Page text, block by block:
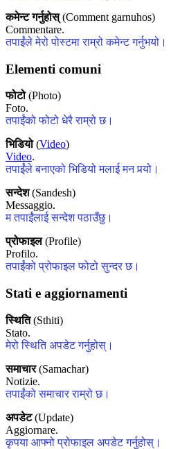
कमेन्ट गर्नुहोस्(Comment garnuhos)
Commentare.
तपाईंले मेरो पोस्टमा राम्रो कमेन्ट गर्नुभयो।
Elementi comuni
फोटो(Photo)
Foto.
तपाईंको फोटो धेरै राम्रो छ।
भिडियो(Video)
Video.
तपाईंले बनाएको भिडियो मलाई मन पर्‍यो।
सन्देश(Sandesh)
Messaggio.
म तपाईंलाई सन्देश पठाउँछु।
प्रोफाइल(Profile)
Profilo.
तपाईंको प्रोफाइल फोटो सुन्दर छ।
Stati e aggiornamenti
स्थिति(Sthiti)
Stato.
मेरो स्थिति अपडेट गर्नुहोस्।
समाचार(Samachar)
Notizie.
तपाईंको समाचार राम्रो छ।
अपडेट(Update)
Aggiornare.
कृपया आफ्नो प्रोफाइल अपडेट गर्नुहोस्।